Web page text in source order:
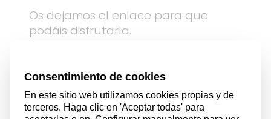
Os dejamos el enlace para que
podáis disfrutarla.